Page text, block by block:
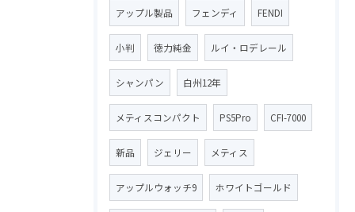
アップル製品 フェンディ FENDI
小判 徳力純金 ルイ・ロデレール
シャンパン 白州12年
メティスコンパクト PS5Pro CFI-7000
新品 ジェリー メティス
アップルウォッチ9 ホワイトゴールド